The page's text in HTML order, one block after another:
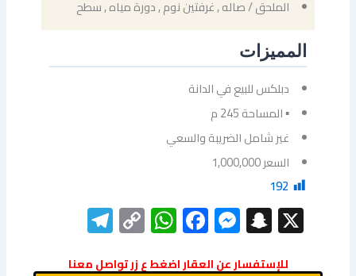
الملحق / صاله , غرفتين نوم , دورة مياه , سطح
المميزات
دبلكس للبيع في الدانة
▪ المساحة 245 م
غير شامل الضريبة والسعي
السعر 1,000,000
192
X
Snapchat
Messenger
Facebook
WhatsApp
Copy
Link
للإستفسار عن العقار اضغط ع زر تواصل معنا